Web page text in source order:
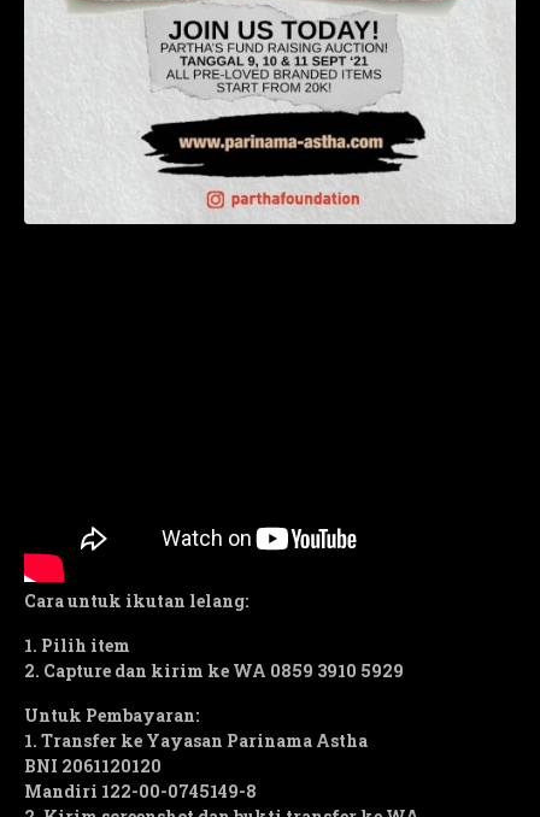
Cara untuk ikutan lelang:
1. Pilih item
2. Capture dan kirim ke WA 0859 3910 5929
Untuk Pembayaran:
1. Transfer ke Yayasan Parinama Astha
BNI 2061120120
Mandiri 122-00-0745149-8